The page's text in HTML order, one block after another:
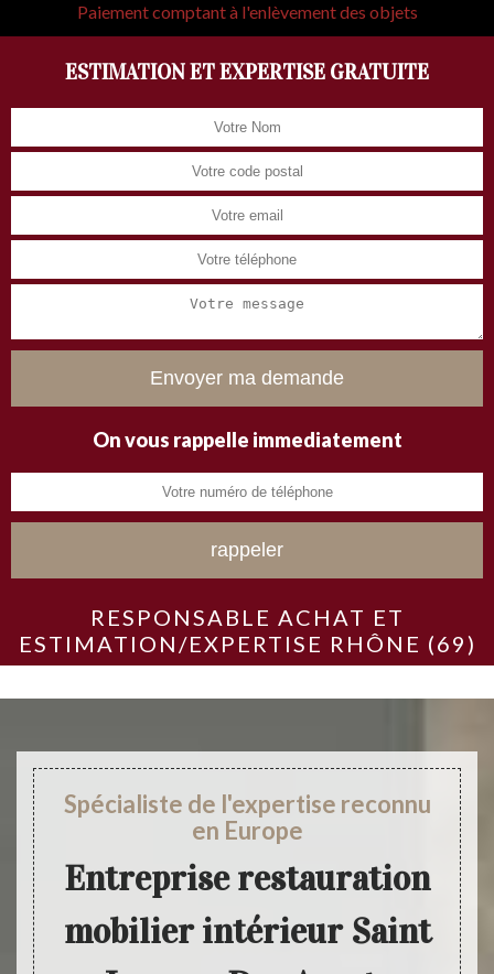
Paiement comptant à l'enlèvement des objets
ESTIMATION ET EXPERTISE GRATUITE
On vous rappelle immediatement
RESPONSABLE ACHAT ET
ESTIMATION/EXPERTISE RHÔNE (69)
Spécialiste de l'expertise reconnu
en Europe
Entreprise restauration
mobilier intérieur Saint